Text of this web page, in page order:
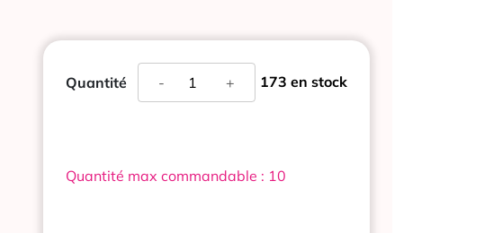
173 en stock
Quantité +
30G
-
Quantité max commandable : 10